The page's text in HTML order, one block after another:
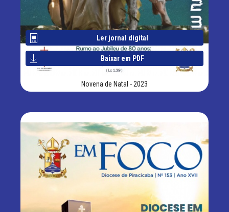
Ler jornal digital
Baixar em PDF
Novena de Natal - 2023